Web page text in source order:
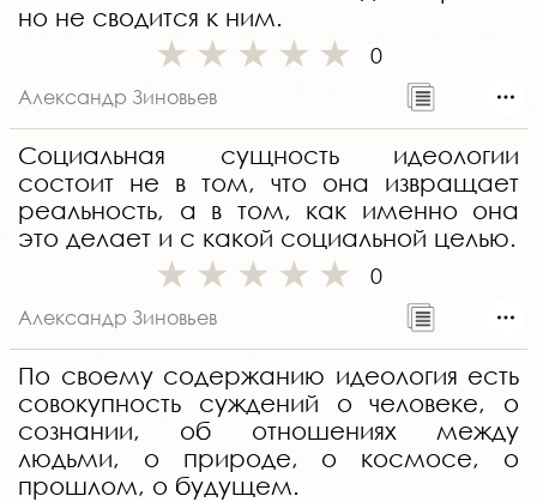
но не сводится к ним.
0
Александр Зиновьев
Социальная сущность идеологии
состоит не в том, что она извращает
реальность, а в том, как именно она
это делает и с какой социальной целью.
0
Александр Зиновьев
По своему содержанию идеология есть
совокупность суждений о человеке, о
сознании, об отношениях между
людьми, о природе, о космосе, о
прошлом, о будущем.